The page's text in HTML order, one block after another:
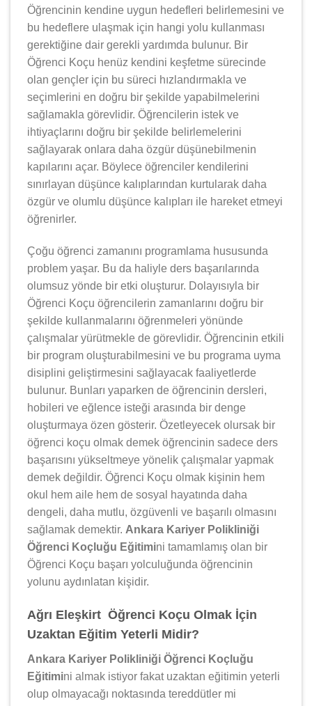
Öğrencinin kendine uygun hedefleri belirlemesini ve
bu hedeflere ulaşmak için hangi yolu kullanması
gerektiğine dair gerekli yardımda bulunur. Bir
Öğrenci Koçu henüz kendini keşfetme sürecinde
olan gençler için bu süreci hızlandırmakla ve
seçimlerini en doğru bir şekilde yapabilmelerini
sağlamakla görevlidir. Öğrencilerin istek ve
ihtiyaçlarını doğru bir şekilde belirlemelerini
sağlayarak onlara daha özgür düşünebilmenin
kapılarını açar. Böylece öğrenciler kendilerini
sınırlayan düşünce kalıplarından kurtularak daha
özgür ve olumlu düşünce kalıpları ile hareket etmeyi
öğrenirler.
Çoğu öğrenci zamanını programlama hususunda
problem yaşar. Bu da haliyle ders başarılarında
olumsuz yönde bir etki oluşturur. Dolayısıyla bir
Öğrenci Koçu öğrencilerin zamanlarını doğru bir
şekilde kullanmalarını öğrenmeleri yönünde
çalışmalar yürütmekle de görevlidir. Öğrencinin etkili
bir program oluşturabilmesini ve bu programa uyma
disiplini geliştirmesini sağlayacak faaliyetlerde
bulunur. Bunları yaparken de öğrencinin dersleri,
hobileri ve eğlence isteği arasında bir denge
oluşturmaya özen gösterir. Özetleyecek olursak bir
öğrenci koçu olmak demek öğrencinin sadece ders
başarısını yükseltmeye yönelik çalışmalar yapmak
demek değildir. Öğrenci Koçu olmak kişinin hem
okul hem aile hem de sosyal hayatında daha
dengeli, daha mutlu, özgüvenli ve başarılı olmasını
sağlamak demektir. Ankara Kariyer Polikliniği
Öğrenci Koçluğu Eğitimini tamamlamış olan bir
Öğrenci Koçu başarı yolculuğunda öğrencinin
yolunu aydınlatan kişidir.
Ağrı Eleşkirt Öğrenci Koçu Olmak İçin
Uzaktan Eğitim Yeterli Midir?
Ankara Kariyer Polikliniği Öğrenci Koçluğu
Eğitimini almak istiyor fakat uzaktan eğitimin yeterli
olup olmayacağı noktasında tereddütler mi